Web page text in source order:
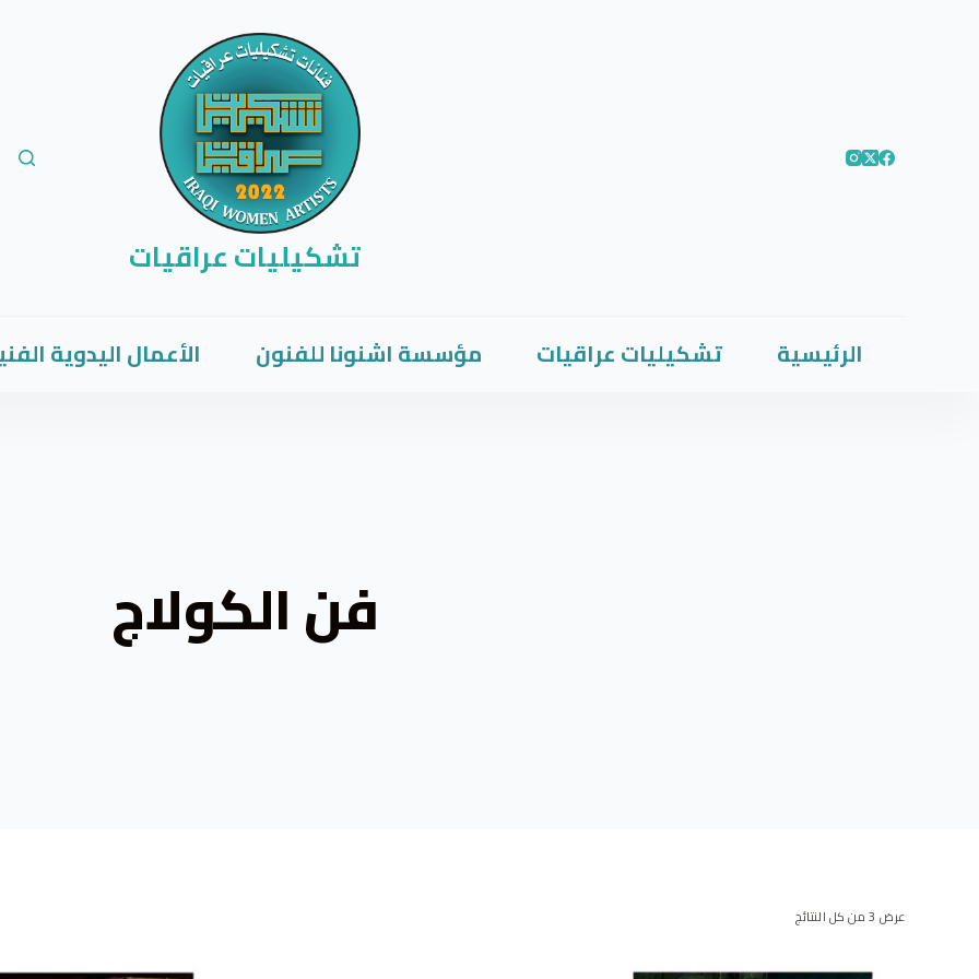
تشكيليات عراقيات
الرئيسية تشكيليات عراقيات مؤسسة اشنونا للفنون الأعمال اليدوية
فن الكولاج
عرض ⁦3⁩ من كل النتائج